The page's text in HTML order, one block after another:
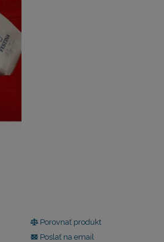
Porovnať produkt
Poslať na email